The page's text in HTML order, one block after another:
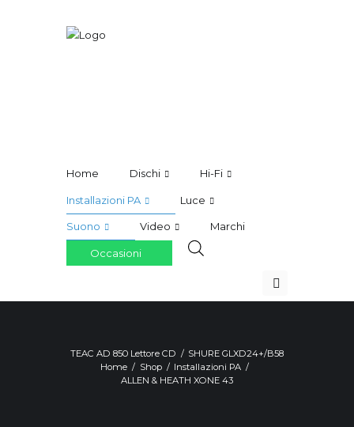
Home Dischi Hi-Fi
Installazioni PA Luce
Suono Video Marchi
Occasioni
TEAC AD 850 Lettore CD
SHURE GLXD24+/B58
Home
Shop
Installazioni PA
ALLEN & HEATH XONE 43